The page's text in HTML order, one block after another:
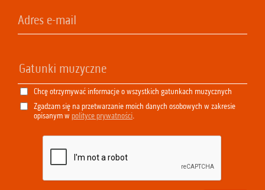
Chcę otrzymywać informacje o wszystkich gatunkach muzycznych
Zgadzam się na przetwarzanie moich danych osobowych w zakresie
opisanym w polityce prywatności.